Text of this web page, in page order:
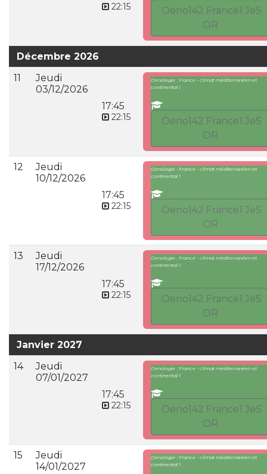
22:15
Oeno142 France1 JeS
OR
Décembre 2026
11
Jeudi
03/12/2026
17:45
22:15
Oenologie : France - climat méditerranéen et
continental 1
Oeno142 France1 JeS
OR
12
Jeudi
10/12/2026
17:45
22:15
Oenologie : France - climat méditerranéen et
continental 1
Oeno142 France1 JeS
OR
13
Jeudi
17/12/2026
17:45
22:15
Oenologie : France - climat méditerranéen et
continental 1
Oeno142 France1 JeS
OR
Janvier 2027
14
Jeudi
07/01/2027
17:45
22:15
Oenologie : France - climat méditerranéen et
continental 1
Oeno142 France1 JeS
OR
15
Jeudi
14/01/2027
Oenologie : France - climat méditerranéen et
continental 1